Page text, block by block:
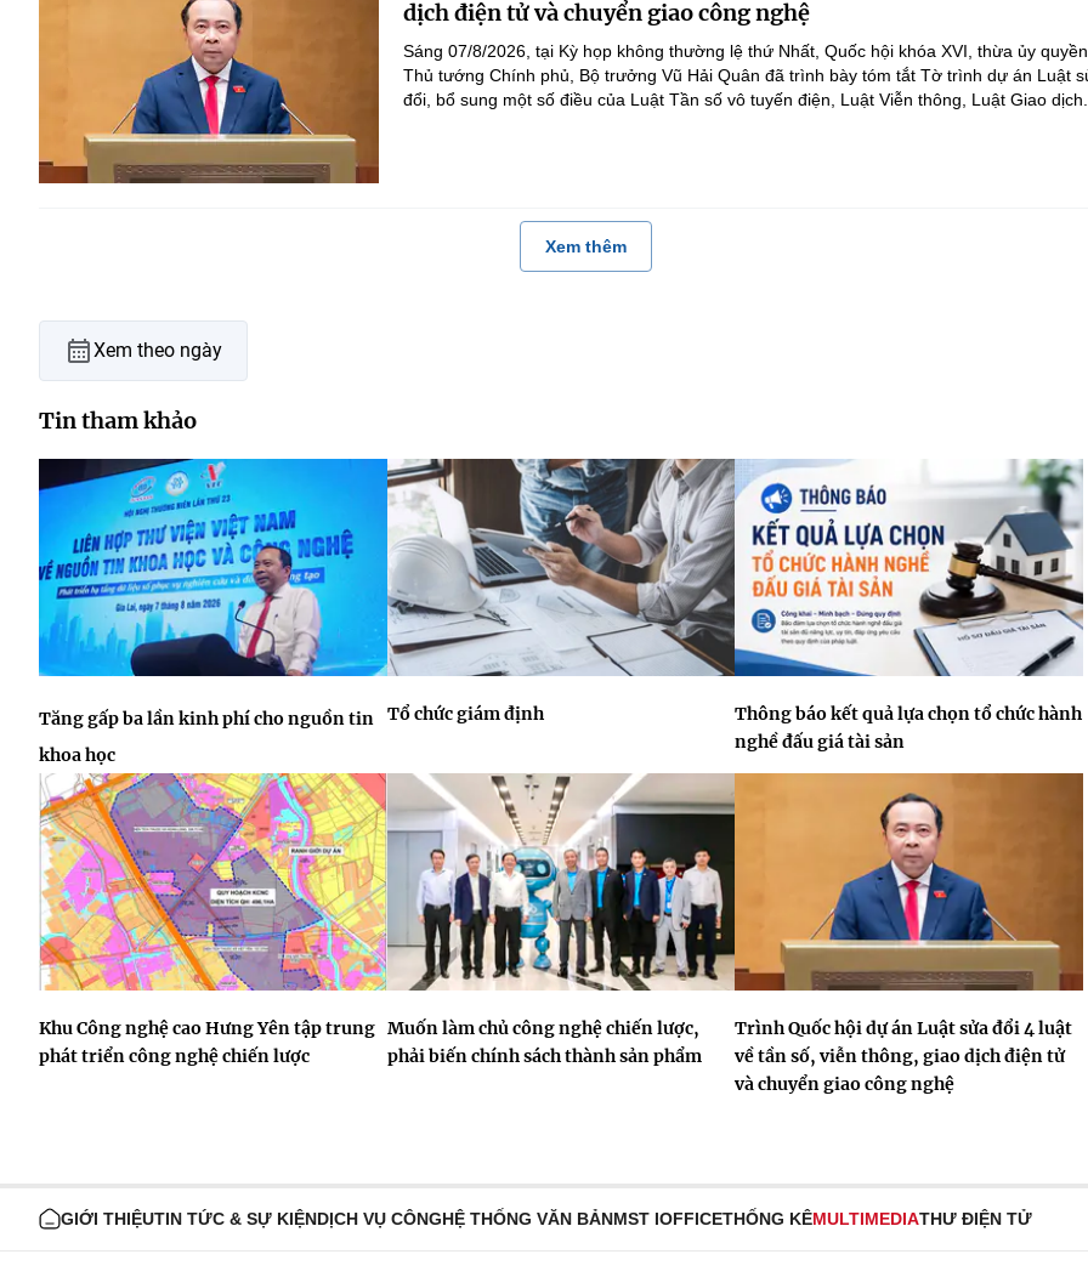
dịch điện tử và chuyển giao công nghệ
Sáng 07/8/2026, tại Kỳ họp không thường lệ thứ Nhất, Quốc hội khóa XVI, thừa ủy
Thủ tướng Chính phủ, Bộ trưởng Vũ Hải Quân đã trình bày tóm tắt Tờ trình dự án Luật
đổi, bổ sung một số điều của Luật Tần số vô tuyến điện, Luật Viễn thông, Luật Giao
Xem thêm
Xem theo ngày
Tin tham khảo
Tăng gấp ba lần kinh phí cho nguồn tin
khoa học
Tổ chức giám định
Thông báo kết quả lựa chọn tổ chức hành
nghề đấu giá tài sản
Khu Công nghệ cao Hưng Yên tập trung
phát triển công nghệ chiến lược
Muốn làm chủ công nghệ chiến lược,
phải biến chính sách thành sản phẩm
Trình Quốc hội dự án Luật sửa đổi 4 luật
về tần số, viễn thông, giao dịch điện tử
và chuyển giao công nghệ
GIỚI THIỆUTIN TỨC & SỰ KIỆNDỊCH VỤ CÔNGHỆ THỐNG VĂN BẢNMST IOFFICETHỐNG KÊMULTIMEDIATHƯ ĐIỆN TỬ